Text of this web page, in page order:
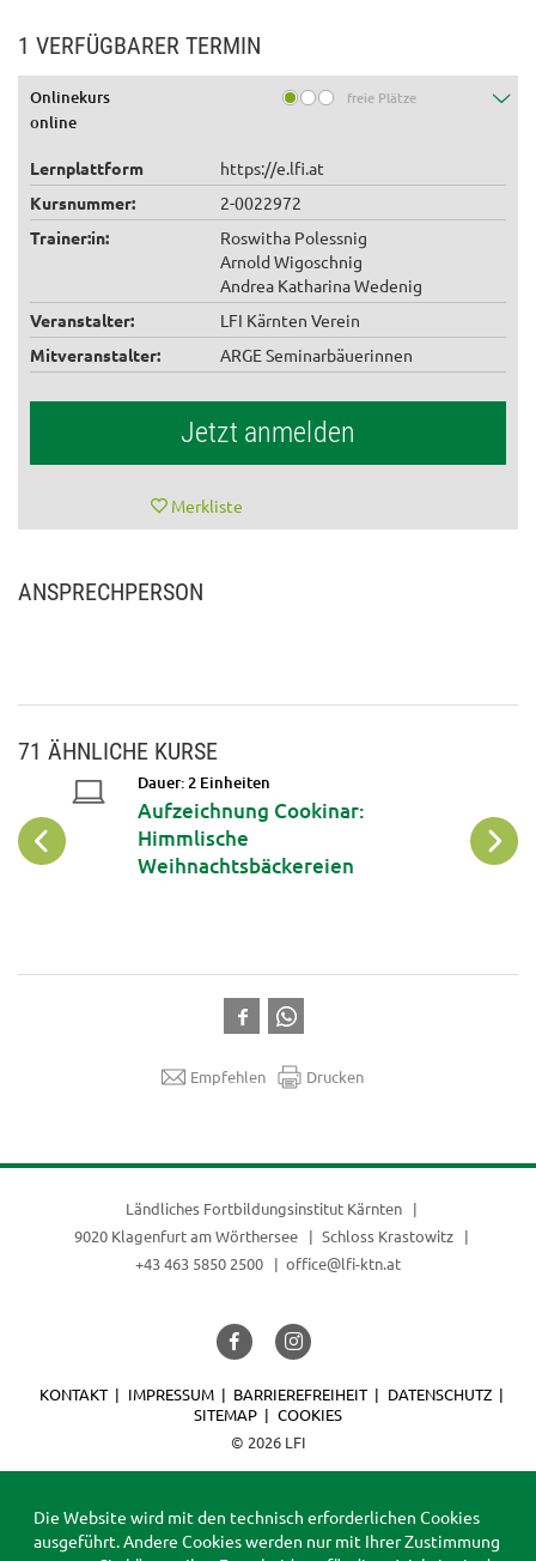
1 VERFÜGBARER TERMIN
Onlinekurs freie Plätze
online
Lernplattform
https://e.lfi.at
Kursnummer:
2-0022972
Trainer:in:
Roswitha Polessnig
Arnold Wigoschnig
Andrea Katharina Wedenig
Veranstalter:
LFI Kärnten Verein
Mitveranstalter:
ARGE Seminarbäuerinnen
Jetzt anmelden
Merkliste
ANSPRECHPERSON
71 ÄHNLICHE KURSE
Dauer: 2 Einheiten
Aufzeichnung Cookinar:
Himmlische
Weihnachtsbäckereien
Empfehlen Drucken
Ländliches Fortbildungsinstitut Kärnten
9020 Klagenfurt am Wörthersee
Schloss Krastowitz
+43 463 5850 2500
office@lfi-ktn.at
© 2026 LFI
KONTAKT IMPRESSUM BARRIEREFREIHEIT
DATENSCHUTZ
SITEMAP
COOKIES
Die Website wird mit den technisch erforderlichen Cookies
ausgeführt. Andere Cookies werden nur mit Ihrer Zustimmung